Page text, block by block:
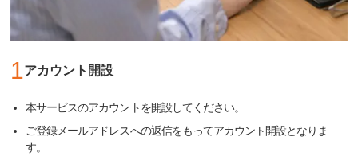
1アカウント開設
本サービスのアカウントを開設してください。
ご登録メールアドレスへの返信をもってアカウント開設となりま
す。